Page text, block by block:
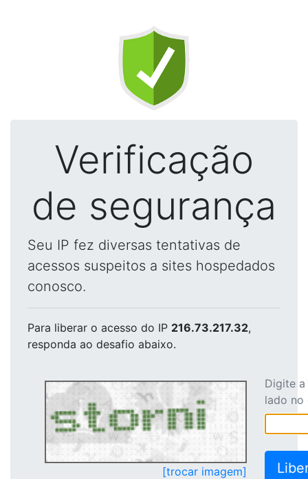
Verificação
de segurança
Seu IP fez diversas tentativas de
acessos suspeitos a sites hospedados
conosco.
Para liberar o acesso do IP 216.73.217.32,
responda ao desafio abaixo.
[trocar imagem]
Digite
lado no